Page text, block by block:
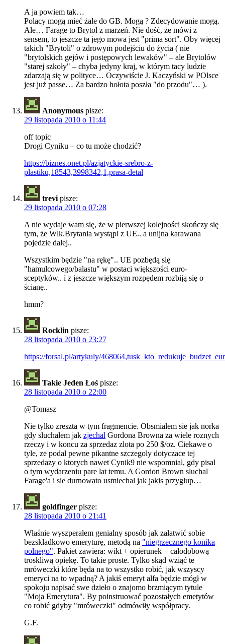
A ja powiem tak…
Polacy mogą mieć żale do GB. Mogą ? Zdecydowanie mogą.
Ale… Farage to Brytol z marzeń. Nie dość, że mówi z
sensem, to jeszcze ta jego mowa jest "prima sort". Oby więcej
takich "Brytoli" o zdrowym podejściu do życia ( nie
"brytolskich gejów i postępowych lewaków" – ale Brytolów
"starej szkoły" – chyba jedyny kraj, w którym tacy ludzie
zdarzają się w polityce… Oczywiście J. Kaczyński w POlsce
jest już passe… Za bardzo hołota poszła "do przodu"… ).
Anonymous pisze:
29 listopada 2010 o 11:44
off topic
Drogi Cyniku – co tu może chodzić?
https://biznes.onet.pl/azjatyckie-srebro-z-
plastiku,18543,3998342,1,prasa-detal
trevi pisze:
29 listopada 2010 o 07:28
A nie wydaje wam się, że w pierwszej kolejności skończy się
tym, że Wlk.Brytania wystąpi z UE.. a unijna karawana
pojedzie dalej..
Wszystkim będzie "na rękę".. UE pozbędą się
"hamulcowego/balastu" w postaci większości euro-
sceptyków.. i z jeszcze większym rozpędem rozbiją się o
ścianę..
hmm?
Rocklin pisze:
28 listopada 2010 o 23:27
https://forsal.pl/artykuly/
Takie Jeden Łoś pisze:
28 listopada 2010 o 22:00
@Tomasz
Nie tylko zreszta w tym fragmencie. Obsmialem sie jak norka
gdy sluchalem jak zjechal Gordona Browna za wiele roznych
rzeczy i w koncu za sprzedaz zlota po 250 $/oz. Ciekawe o
tyle, ze podal pewne pikantne szczegoly dotyczace tej
sprzedazy o ktorych nawet Cynik9 nie wspomnial, gdy pisal
o tym wydarzeniu pare lat temu. A Gordon Brown sluchal
Farage'a i sie durnowato usmiechal jak jakis przyglup…
goldfinger pisze:
28 listopada 2010 o 21:41
Właśnie wyszperałem genialny sposób jak załatwić sobie
bezskładkowo emeryturę, metodą na "niegrzecznego konika
polnego". Pakiet zawiera: wikt + opierunek + całodobową
troskliwą opiekę. To takie proste. Tylko skąd wziąć te
mróweczki które będa na to wszystko robić, jak wszyscy
emeryci na to wpadną? A jakiś emeryt alfa będzie mógł w
spokoju napisać swe dzieło o znajomo brzmiącym tytule
"Moja Emerytura". By poinstruować pozostałych emetytów
co robić gdyby "mróweczki" odmówiły współpracy.
G.F.